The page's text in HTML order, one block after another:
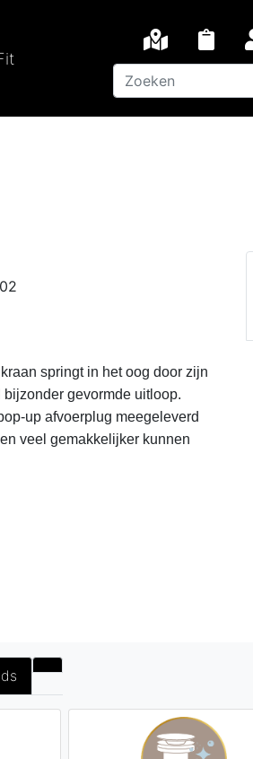
springt in het oog door zijn
gevormde uitloop.
up afvoerplug meegeleverd
veel gemakkelijker kunnen